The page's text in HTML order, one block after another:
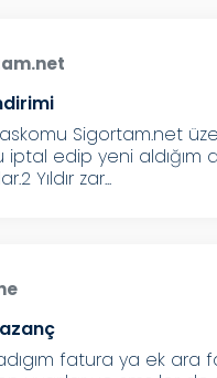
Sigortam.net
edip yeni aldığım
Yıldır zar...
fatura ya ek